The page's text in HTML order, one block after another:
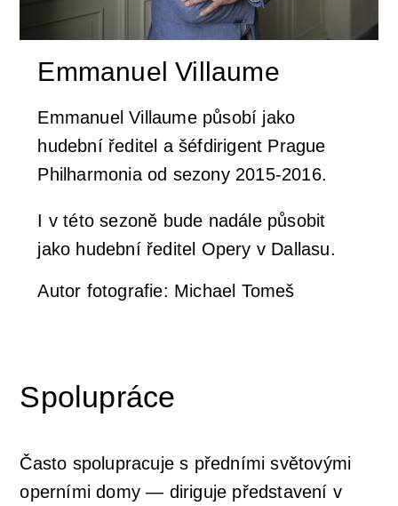
Galerie
Konkurzy
Emmanuel Villaume
Členové orchestru
Komorní soubory
Správní a dozorčí orgány
Jiří Bělohlávek — zakladatel orchestru
Přátelé PraguePhil
Pro firmy
Lobkowicz abonmá
Podporují nás
Dětem
Dětský klub Notička
Koncerty pro děti v Rudolfinu
ISMFA Prague
Koncerty pro školy
Orchestr Zoom
Kontakty
Emmanuel Villaume
Emmanuel Villaume působí jako
hudební ředitel a šéfdirigent Prague
Philharmonia od sezony 2015-2016.
I v této sezoně bude nadále působit
jako hudební ředitel Opery v Dallasu.
Autor fotografie: Michael Tomeš
Spolupráce
Často spolupracuje s předními světovými
operními domy — diriguje představení v